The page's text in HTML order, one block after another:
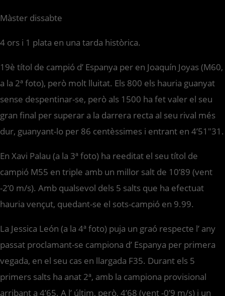
Màster dissabte
4 ors i 1 plata en una tarda històrica.
19è títol de campió d’ Espanya per en Joaquín Joyas (M60,
a la 2ª foto), però molt lluitat. Els 800 els hauria guanyat
sense despentinar-se, però als 1500 ha fet valer el seu
gran final per superar a la darrera recta al seu rival més
dur, guanyant-lo per 86 centèssimes i entrant en 4’51″31.
En Xavi Palau (a la 3ª foto) ha reeditat el seu títol de
campió M55 en triple amb un millor salt de 10’89 (vent
-2’0 m/s). Amb qualsevol dels 5 salts que ha efectuat
hauria vençut, quedant-se el sots-campió en 9.99.
La Jessica León (a la 4ª foto) puja un graó respecte l’ any
passat proclamant-se campiona d’ Espanya per primera
vegada, en el seu cas en llargada F35. Durant els 5
primers salts ha anat 2ª, amb la campiona provisional
arribant a 4’65. A l’ últim, però, 4’68 (vent -0’9 m/s) i un